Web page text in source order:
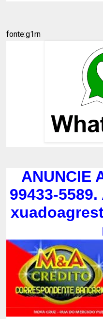
fonte:g1rn
ANUNCIE
99433-